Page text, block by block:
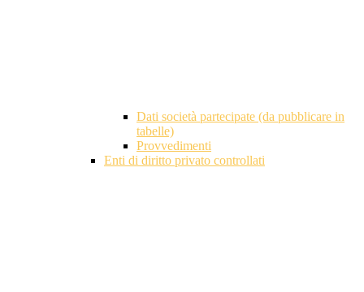
Dati società partecipate (da pubblicare in
tabelle)
Provvedimenti
Enti di diritto privato controllati